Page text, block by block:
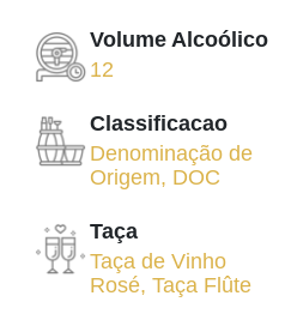
Volume Alcoólico
12
Classificacao
Denominação de
Origem, DOC
Taça
Taça de Vinho
Rosé,Taça Flûte